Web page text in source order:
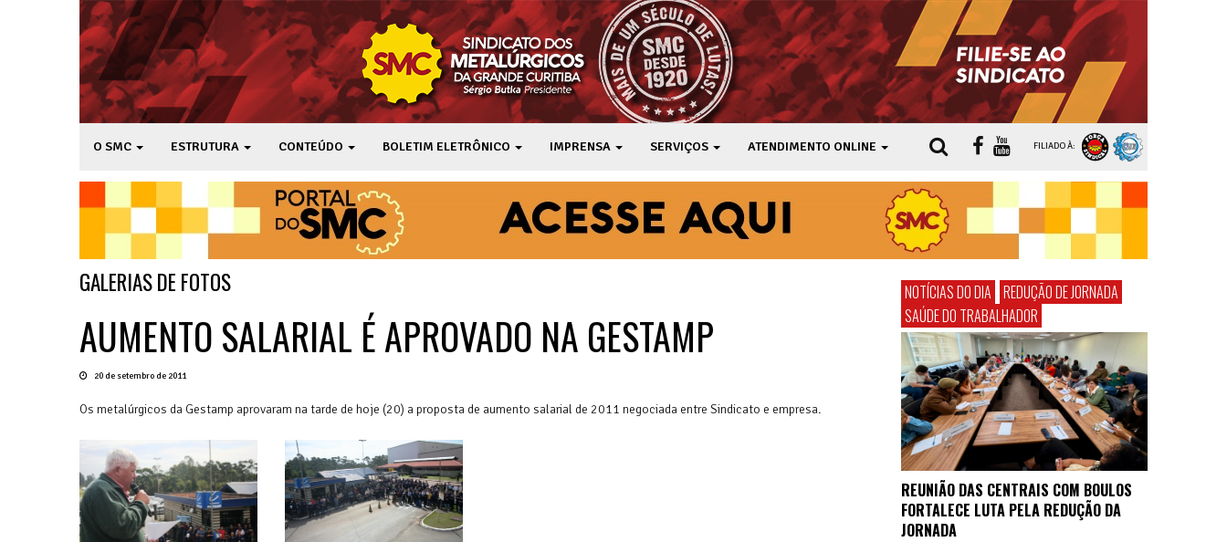
O SMC ESTRUTURA CONTEÚDO BOLETIM ELETRÔNICO IMPRENSA SERVIÇOS ATENDIMENTO ONLINE FILIADO À:
GALERIAS DE FOTOS
AUMENTO SALARIAL É APROVADO NA GESTAMP
20 de setembro de 2011
Os metalúrgicos da Gestamp aprovaram na tarde de hoje (20) a proposta de aumento salarial de 2011 negociada entre Sindicato e empresa.
NOTÍCIAS DO DIA REDUÇÃO DE JORNADA
SAÚDE DO TRABALHADOR
REUNIÃO DAS CENTRAIS COM BOULOS
FORTALECE LUTA PELA REDUÇÃO DA
JORNADA